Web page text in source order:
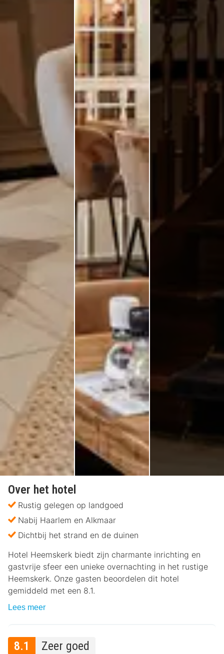
Over het hotel
Rustig gelegen op landgoed
Nabij Haarlem en Alkmaar
Dichtbij het strand en de duinen
Hotel Heemskerk biedt zijn charmante inrichting en
gastvrije sfeer een unieke overnachting in het rustige
Heemskerk. Onze gasten beoordelen dit hotel
gemiddeld met een 8.1.
Lees meer
8.1 Zeer goed